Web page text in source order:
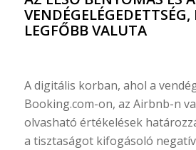
LEGFŐBB VALUTA
A digitális korban, ahol a
Booking.com-on, az Airbnb-n
olvasható értékelések
a tisztaságot kifogásoló